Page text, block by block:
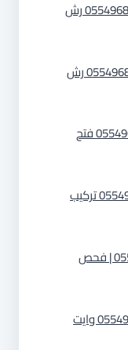
شركة مكافحة حشرات بالقطيف 0554968548 رش
شركة مكافحة حشرات بالاحساء 0554968548 رش
شركة تسليك مجاري بالقطيف 0554968548 فتح
شركة مكافحة الحمام بنجران 0554968548 تركيب
شركة تسليك مجاري بالخبر 0554968548 | فحص
شركة تسليك مجاري بالاحساء 0554968548 وايت